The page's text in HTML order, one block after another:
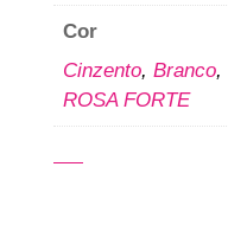
Cor
Cinzento,Branco,
ROSA FORTE